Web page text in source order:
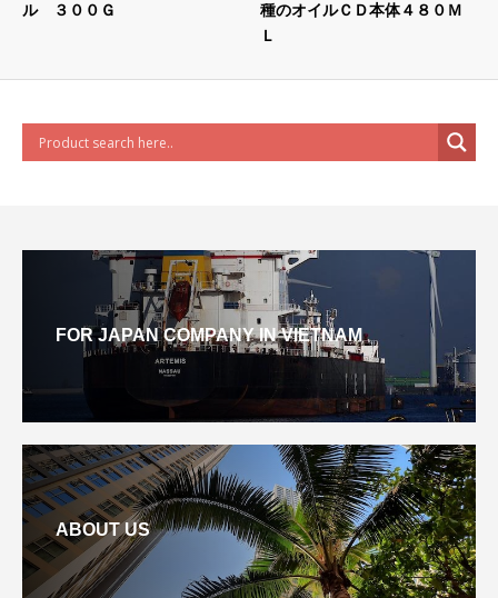
ル ３００Ｇ
種のオイルＣＤ本体４８０Ｍ
Ｌ
FOR JAPAN COMPANY IN VIETNAM
ABOUT US